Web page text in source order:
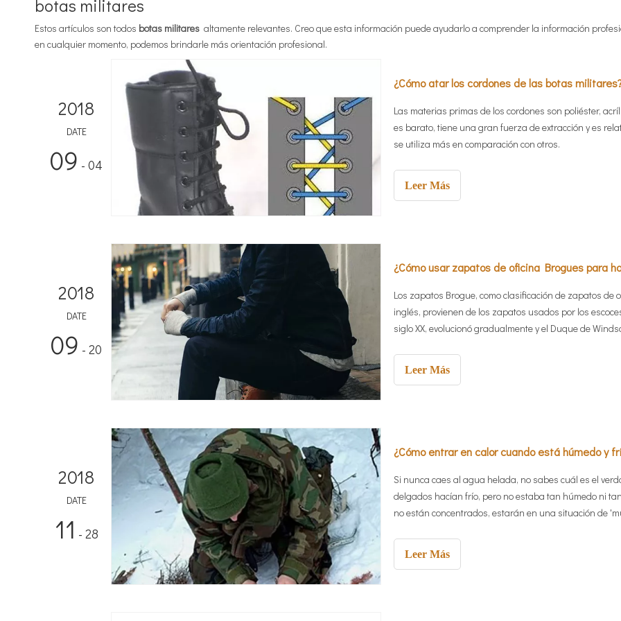
botas militares
Estos artículos son todos botas militares altamente relevantes. Creo que esta información puede ayudarlo a comprender la información
en cualquier momento, podemos brindarle más orientación profesional.
2018
DATE
09 - 04
¿Cómo atar los cordones de las botas
Las materias primas de los cordones son poliéster,
es barato, tiene una gran fuerza de extracción y es
se utiliza más en comparación con otros.
Leer Más
2018
DATE
09 - 20
¿Cómo usar zapatos de oficina Brogues para
Los zapatos Brogue, como clasificación de zapatos
inglés, provienen de los zapatos usados ​​por los
siglo XX, evolucionó gradualmente y el Duque de
Leer Más
2018
DATE
11 - 28
¿Cómo entrar en calor cuando está húmedo y
Si nunca caes al agua helada, no sabes cuál es el
delgados hacían frío, pero no estaba tan húmedo ni
no están concentrados, estarán en una situación de
Leer Más